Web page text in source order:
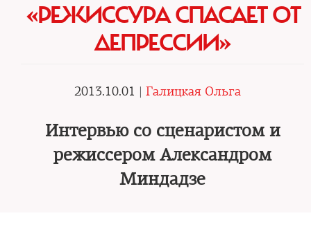
«РЕЖИССУРА СПАСАЕТ ОТ
ДЕПРЕССИИ»
2013.10.01 | Галицкая Ольга
Интервью со сценаристом и
режиссером Александром
Миндадзе